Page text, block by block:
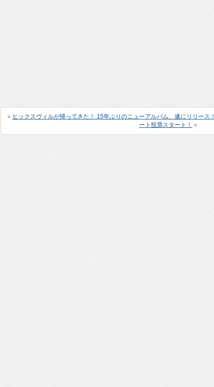
« ヒックスヴィルが帰ってきた！ 15年ぶりのニューアルバム、遂にリリース！
ート投票スタート！ »